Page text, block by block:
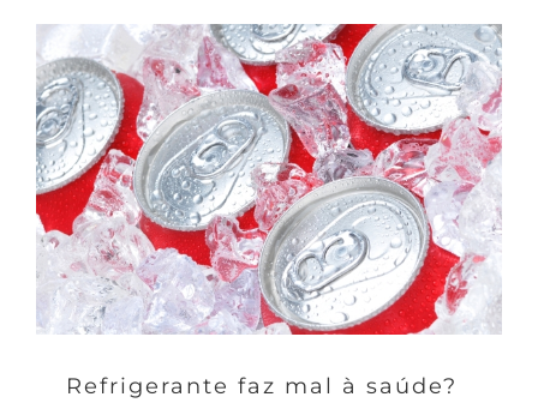
Refrigerante faz mal à saúde?